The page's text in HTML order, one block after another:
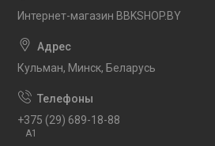
Интернет-магазин BBKSHOP.BY
Кульман, Минск, Беларусь
+375 (29) 689-18-88
A1